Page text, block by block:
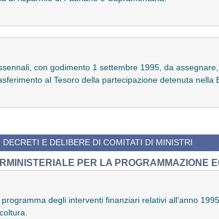
con godimento 1 settembre 1995, da
al Tesoro della partecipazione detenuta nella
DECRETI E DELIBERE DI COMITATI DI MINISTRI
PER LA PROGRAMMAZIONE
degli interventi finanziari relativi all'anno